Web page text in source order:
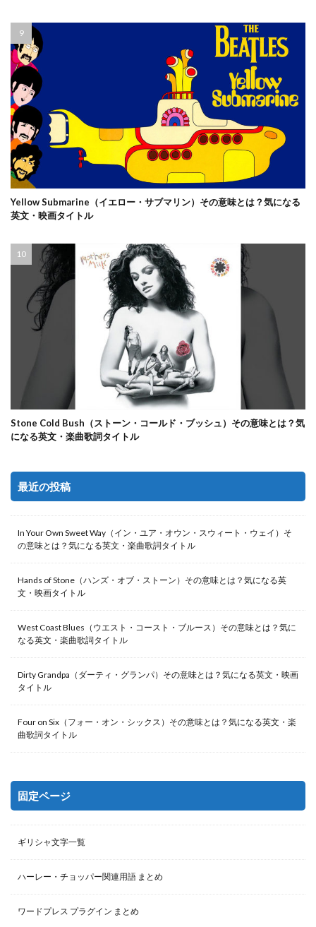
Yellow Submarine（イエロー・サブマリン）その意味とは？気になる
英文・映画タイトル
Stone Cold Bush（ストーン・コールド・ブッシュ）その意味とは？気
になる英文・楽曲歌詞タイトル
最近の投稿
In Your Own Sweet Way（イン・ユア・オウン・スウィート・ウェイ）そ
の意味とは？気になる英文・楽曲歌詞タイトル
Hands of Stone（ハンズ・オブ・ストーン）その意味とは？気になる英
文・映画タイトル
West Coast Blues（ウエスト・コースト・ブルース）その意味とは？気に
なる英文・楽曲歌詞タイトル
Dirty Grandpa（ダーティ・グランパ）その意味とは？気になる英文・映画
タイトル
Four on Six（フォー・オン・シックス）その意味とは？気になる英文・楽
曲歌詞タイトル
固定ページ
ギリシャ文字一覧
ハーレー・チョッパー関連用語 まとめ
ワードプレス プラグイン まとめ